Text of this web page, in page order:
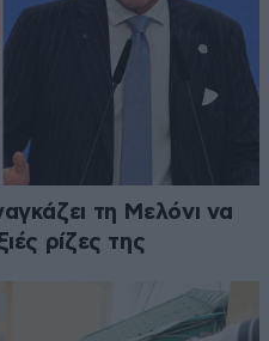
τη Μελόνι να
ρίζες της